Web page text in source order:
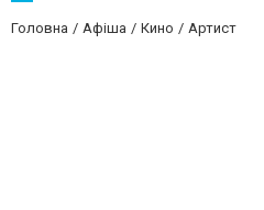
Головна Афіша Кино Артист